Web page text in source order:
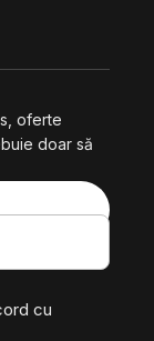
oferte
doar să
cu